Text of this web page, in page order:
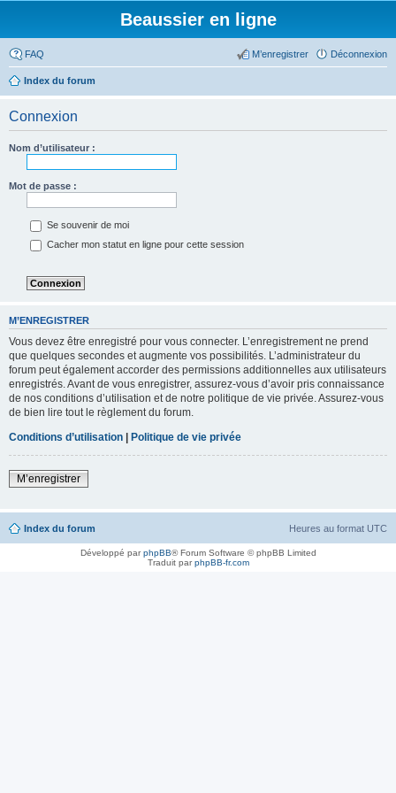
Beaussier en ligne
FAQ Déconnexion
M’enregistrer
Index du forum
Connexion
Nom d’utilisateur :
Mot de passe :
Se souvenir de moi
Cacher mon statut en ligne pour cette session
M’ENREGISTRER
Vous devez être enregistré pour vous connecter. L’enregistrement ne prend
que quelques secondes et augmente vos possibilités. L’administrateur du
forum peut également accorder des permissions additionnelles aux utilisateurs
enregistrés. Avant de vous enregistrer, assurez-vous d’avoir pris connaissance
de nos conditions d’utilisation et de notre politique de vie privée. Assurez-vous
de bien lire tout le règlement du forum.
Conditions d’utilisation | Politique de vie privée
M’enregistrer
Index du forum Heures au format UTC
Développé parphpBB® Forum Software © phpBB Limited
Traduit parphpBB-fr.com